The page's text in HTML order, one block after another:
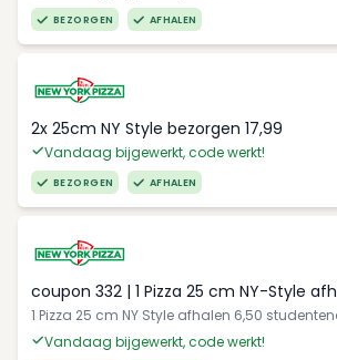
BEZORGEN AFHALEN
2x 25cm NY Style bezorgen 17,99
Vandaag bijgewerkt, code werkt!
BEZORGEN AFHALEN
coupon 332 | 1 Pizza 25 cm NY-Style
1 Pizza 25 cm NY Style afhalen 6,50
Vandaag bijgewerkt, code werkt!